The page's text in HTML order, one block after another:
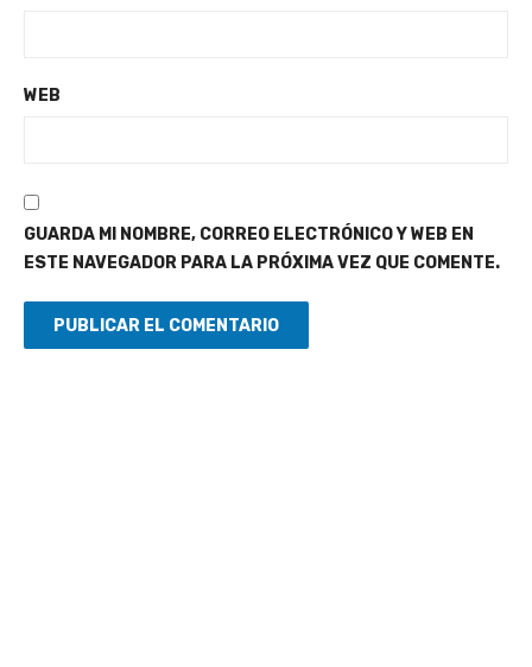
WEB
GUARDA MI NOMBRE, CORREO ELECTRÓNICO Y WEB EN
ESTE NAVEGADOR PARA LA PRÓXIMA VEZ QUE COMENTE.